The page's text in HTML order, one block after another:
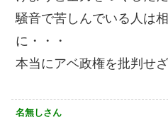
騒音で苦しんでいる人は
に・・・
本当にアベ政権を批判せ
名無しさん